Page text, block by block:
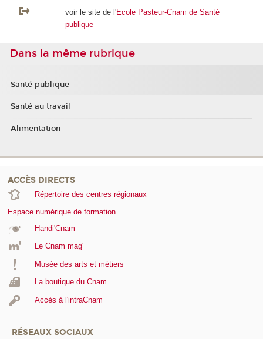
voir le site de l'Ecole Pasteur-Cnam de Santé
publique
Dans la même rubrique
Santé publique
Santé au travail
Alimentation
ACCÈS DIRECTS
Répertoire des centres régionaux
Espace numérique de formation
Handi'Cnam
Le Cnam mag'
Musée des arts et métiers
La boutique du Cnam
Accès à l'intraCnam
RÉSEAUX SOCIAUX